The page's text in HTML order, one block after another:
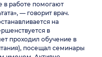
в работе помогают
— говорит врач.
на
в
проходил обучение в
посещал семинары